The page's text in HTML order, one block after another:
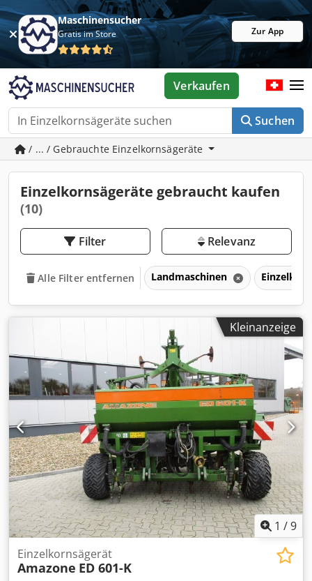
Maschinensucher
Gratis im Store Zur App
Suchen
Verkaufen
/ ... / Gebrauchte Einzelkornsägeräte
Einzelkornsägeräte gebraucht kaufen
(10)
Filter Relevanz
Alle Filter entfernen Landmaschinen
Kleinanzeige
1 /9
Einzelkornsägerät
Amazone ED 601-K